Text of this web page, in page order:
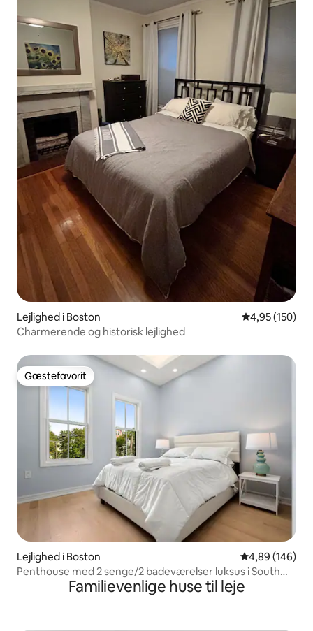
Lejlighed i Boston 4,95 ud af 5 i
4,95 (150)
Charmerende og historisk lejlighed
Gæstefavorit
Gæstefavorit
Lejlighed i Boston 4,89 ud af 5 i
4,89 (146)
Penthouse med 2 senge/2 badeværelser luksus i South
Familievenlige huse til leje